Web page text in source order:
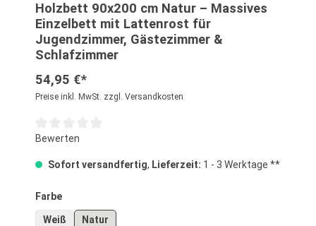
Holzbett 90x200 cm Natur – Massives
Einzelbett mit Lattenrost für
Jugendzimmer, Gästezimmer &
Schlafzimmer
54,95 €*
Preise inkl. MwSt. zzgl. Versandkosten
Durchschnittliche Bewertung von 0 von 5 Sternen
Bewerten
Sofort versandfertig, Lieferzeit: 1 - 3 Werktage **
Farbeauswählen
Weiß Natur